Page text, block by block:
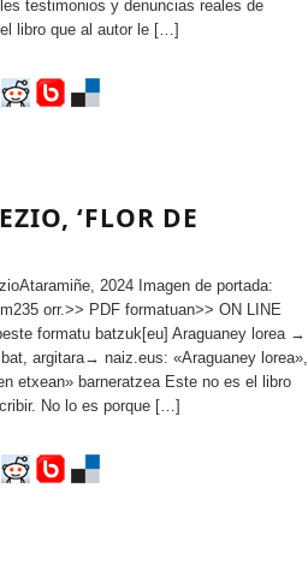
testimonios y denuncias reales de
libro que al autor le […]
‘FLOR DE
2024 Imagen de portada:
orr.>> PDF formatuan>> ON LINE
formatu batzuk[eu] Araguaney lorea →
argitara→ naiz.eus: «Araguaney lorea»,
etxean» barneratzea Este no es el libro
No lo es porque […]